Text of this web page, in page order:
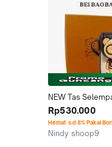
NEW Tas
Wanita Bear Bei
Sling Phone Mini
Dompet Beruang
Dapat Box
Rp530.000
Hemat s.d 8% Pakai
Nindy shoop9